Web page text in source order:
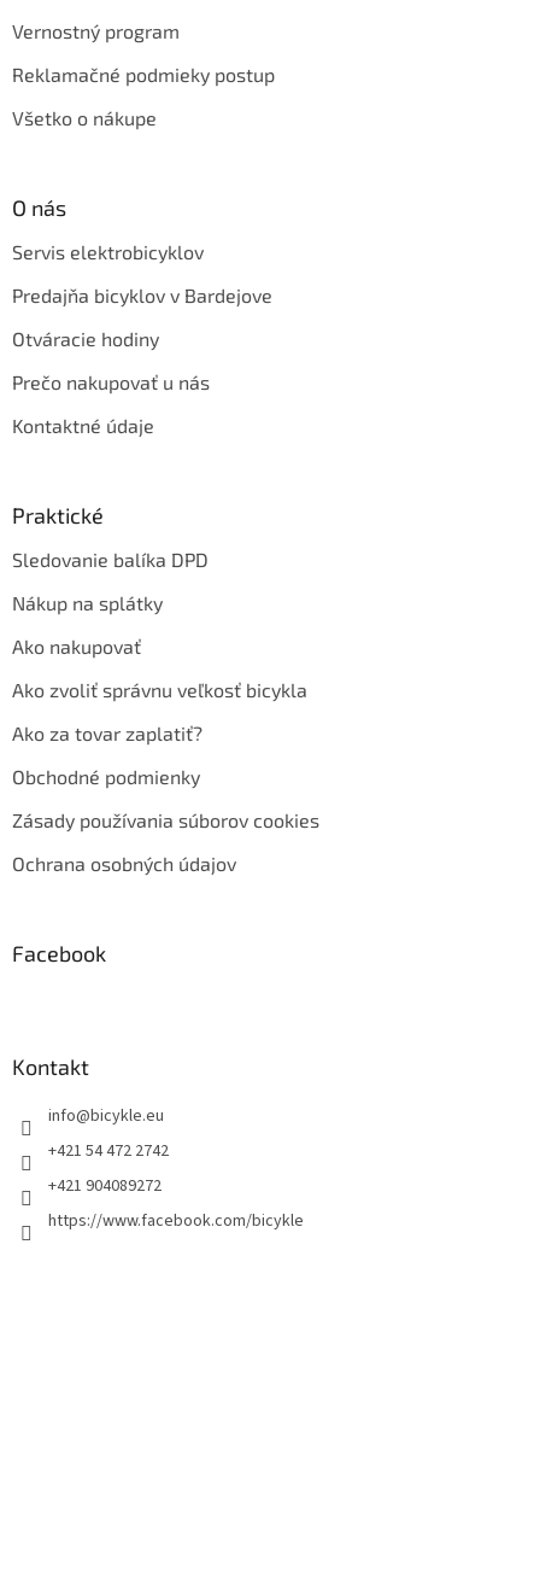
Vernostný program
Reklamačné podmieky postup
Všetko o nákupe
O nás
Servis elektrobicyklov
Predajňa bicyklov v Bardejove
Otváracie hodiny
Prečo nakupovať u nás
Kontaktné údaje
Praktické
Sledovanie balíka DPD
Nákup na splátky
Ako nakupovať
Ako zvoliť správnu veľkosť bicykla
Ako za tovar zaplatiť?
Obchodné podmienky
Zásady používania súborov cookies
Ochrana osobných údajov
Facebook
Kontakt
info@bicykle.eu
+421 54 472 2742
+421 904089272
https://www.facebook.com/bicykle